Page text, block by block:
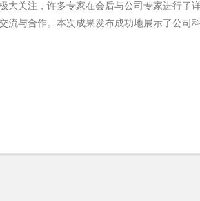
大关注，许多专家在会后与公司专家进行了
流与合作。本次成果发布成功地展示了公司